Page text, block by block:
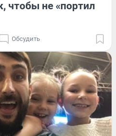
чтобы не «портил
Обсудить